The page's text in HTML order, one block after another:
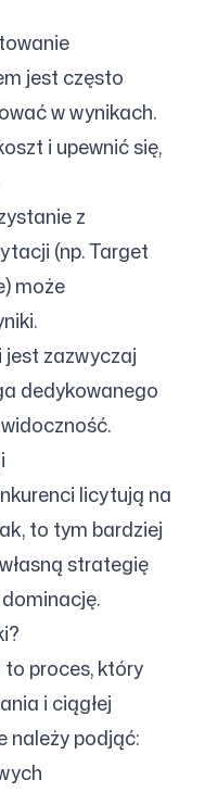
jest często
w wynikach.
i upewnić się,
z
(np. Target
może
zazwyczaj
dedykowanego
licytują na
to tym bardziej
strategię
proces, który
i ciągłej
należy podjąć: